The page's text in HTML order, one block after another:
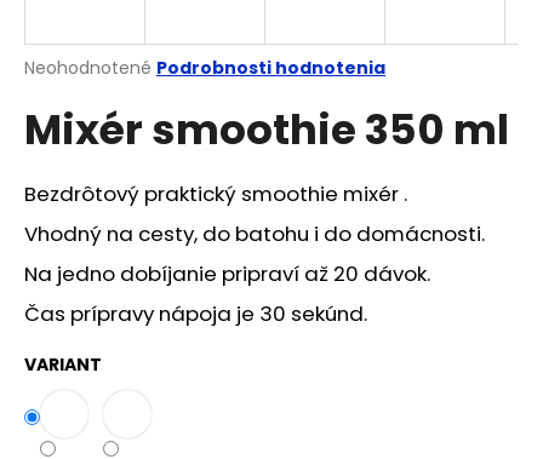
Priemerné
produktu
je
z
5
hviezdičiek.
Neohodnotené Podrobnosti hodnotenia
Mixér smoothie 350 ml
Bezdrôtový praktický smoothie mixér .
Vhodný na cesty, do batohu i do domácnosti.
Na jedno dobíjanie pripraví až 20 dávok.
Čas prípravy nápoja je 30 sekúnd.
VARIANT
j
ť
?
HĽADAŤ
d
p